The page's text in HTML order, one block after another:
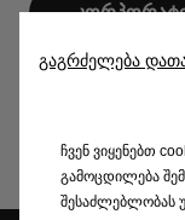
ჩვენი
გაგრძელება
ჩვენ ვიყენებთ
გამოცდილება
შესაძლებლობას